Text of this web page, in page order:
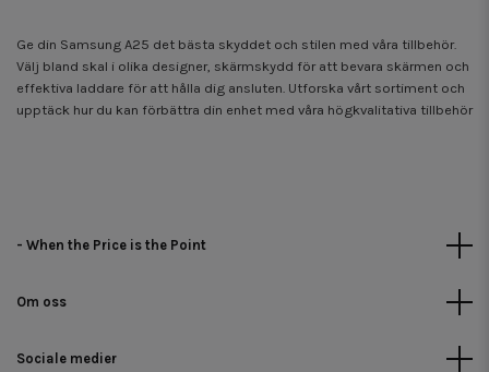
Ge din Samsung A25 det bästa skyddet och stilen med våra tillbehör.
Välj bland skal i olika designer, skärmskydd för att bevara skärmen och
effektiva laddare för att hålla dig ansluten. Utforska vårt sortiment och
upptäck hur du kan förbättra din enhet med våra högkvalitativa tillbehör
- When the Price is the Point
Om oss
Sociale medier